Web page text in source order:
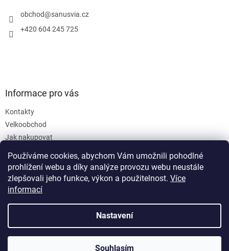
Používáme cookies, abychom Vám umožnili pohodlné
prohlížení webu a díky analýze provozu webu neustále
zlepšovali jeho funkce, výkon a použitelnost. Více
informací
Nastavení
Souhlasím
obchod@sanusvia.cz
+420 604 245 725
Informace pro vás
Kontakty
Velkoobchod
Jak nakupovat
Podmínky ochrany osobních údajů
Vytvořil Shoptet
SanusVia. Všechna práva vyhrazena.